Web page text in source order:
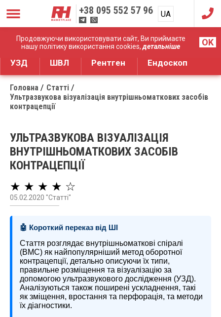
Продовжуючи використовувати сайт, Ви приймаєте
нашу політику використання cookies,детальніше OK
+38 095 552 57 96 UA
RU
Дистрибуція медичного обладнання
УЗД ШВЛ Рентген Ендоскоп
Головна
Статті
Ультразвукова візуалізація внутрішньоматкових засобів
контрацепції
УЛЬТРАЗВУКОВА ВІЗУАЛІЗАЦІЯ
ВНУТРІШНЬОМАТКОВИХ ЗАСОБІВ
КОНТРАЦЕПЦІЇ
★ ★ ★ ★ ☆
05.02.2020 "Статті"
🤖 Короткий переказ від ШІ
Стаття розглядає внутрішньоматкові спіралі
(ВМС) як найпопулярніший метод оборотної
контрацепції, детально описуючи їх типи,
правильне розміщення та візуалізацію за
допомогою ультразвукового дослідження (УЗД).
Аналізуються також поширені ускладнення, такі
як зміщення, вростання та перфорація, та методи
їх діагностики.